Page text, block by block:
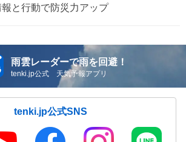
と行動で防災力アップ
雨雲レーダーで雨を回避！
tenki.jp公式 天気予報アプリ
tenki.jp公式SNS